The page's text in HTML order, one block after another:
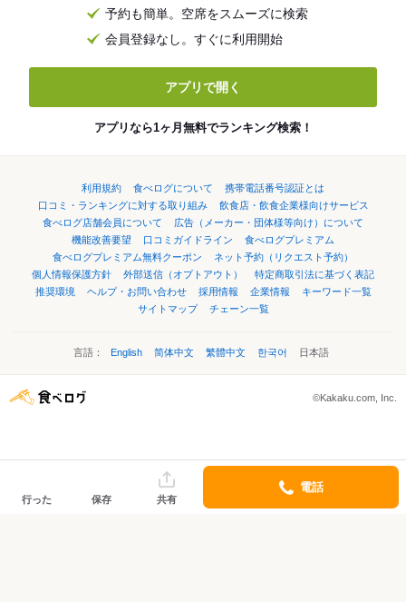
予約も簡単。空席をスムーズに検索
会員登録なし。すぐに利用開始
アプリで開く
アプリなら1ヶ月無料でランキング検索！
利用規約 食べログについて
携帯電話番号認証とは
口コミ・ランキングに対する取り組み
飲食店・飲食企業様向けサービス
食べログ店舗会員について
広告（メーカー・団体様等向け）について
機能改善要望
口コミガイドライン
食べログプレミアム
食べログプレミアム無料クーポン
ネット予約（リクエスト予約）
個人情報保護方針
外部送信（オプトアウト）
特定商取引法に基づく表記
推奨環境
ヘルプ・お問い合わせ 採用情報 企業情報
キーワード一覧
サイトマップ
チェーン一覧
言語： English 简体中文 繁體中文 한국어 日本語
©Kakaku.com, Inc.
行った 保存 共有
電話